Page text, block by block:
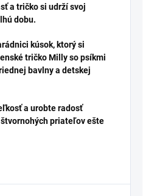
a tričko si udrží svoj
dobu.
kúsok, ktorý si
tričko Milly so psíkmi
bavlny a detskej
a urobte radosť
priateľov ešte